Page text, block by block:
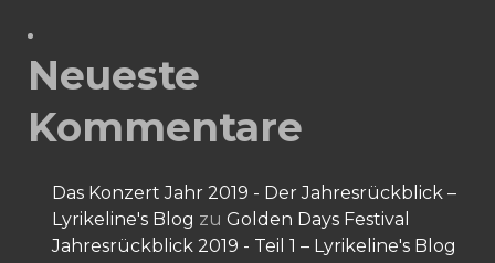
Neueste
Kommentare
Das Konzert Jahr 2019 - Der Jahresrückblick –
Lyrikeline's Blog zu Golden Days Festival
Jahresrückblick 2019 - Teil 1 – Lyrikeline's Blog